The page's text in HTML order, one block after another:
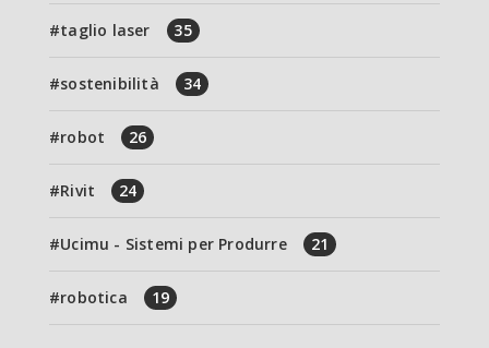
taglio laser 35
sostenibilità 34
robot 26
Rivit 24
Ucimu - Sistemi per Produrre 21
robotica 19